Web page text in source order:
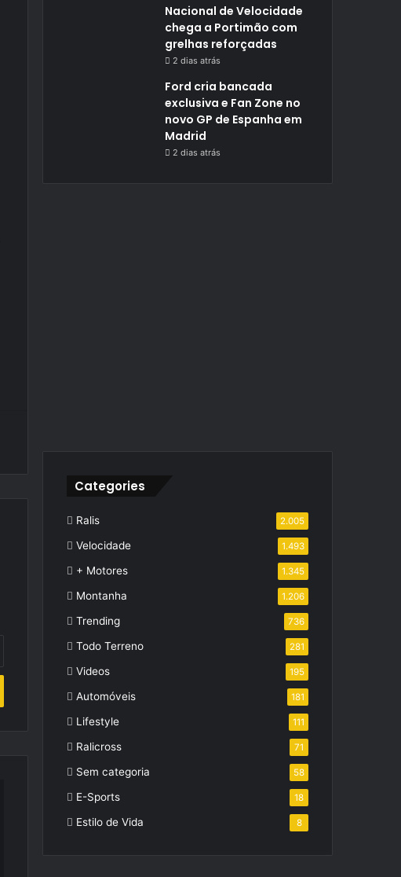
Nacional de Velocidade
chega a Portimão com
grelhas reforçadas
2 dias atrás
Ford cria bancada
exclusiva e Fan Zone no
novo GP de Espanha em
Madrid
2 dias atrás
Categories
Ralis 2.005
Velocidade 1.493
+ Motores 1.345
Montanha 1.206
Trending 736
Todo Terreno 281
Videos 195
Automóveis 181
Lifestyle 111
Ralicross 71
Sem categoria 58
E-Sports 18
Estilo de Vida 8